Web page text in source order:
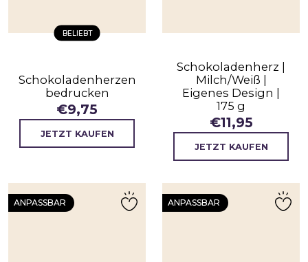
BELIEBT
Schokoladenherzen
bedrucken
€9,75
JETZT KAUFEN
Schokoladenherz |
Milch/Weiß |
Eigenes Design |
175 g
€11,95
JETZT KAUFEN
ANPASSBAR ANPASSBAR